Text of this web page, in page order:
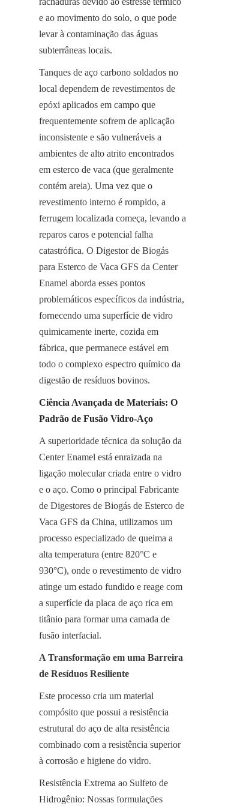
e ao movimento do solo, o que pode
levar à contaminação das águas
subterrâneas locais.
Tanques de aço carbono soldados no
local dependem de revestimentos de
epóxi aplicados em campo que
frequentemente sofrem de aplicação
inconsistente e são vulneráveis a
ambientes de alto atrito encontrados
em esterco de vaca (que geralmente
contém areia). Uma vez que o
revestimento interno é rompido, a
ferrugem localizada começa, levando a
reparos caros e potencial falha
catastrófica. O Digestor de Biogás
para Esterco de Vaca GFS da Center
Enamel aborda esses pontos
problemáticos específicos da indústria,
fornecendo uma superfície de vidro
quimicamente inerte, cozida em
fábrica, que permanece estável em
todo o complexo espectro químico da
digestão de resíduos bovinos.
Ciência Avançada de Materiais: O
Padrão de Fusão Vidro-Aço
A superioridade técnica da solução da
Center Enamel está enraizada na
ligação molecular criada entre o vidro
e o aço. Como o principal Fabricante
de Digestores de Biogás de Esterco de
Vaca GFS da China, utilizamos um
processo especializado de queima a
alta temperatura (entre 820°C e
930°C), onde o revestimento de vidro
atinge um estado fundido e reage com
a superfície da placa de aço rica em
titânio para formar uma camada de
fusão interfacial.
A Transformação em uma Barreira
de Resíduos Resiliente
Este processo cria um material
compósito que possui a resistência
estrutural do aço de alta resistência
combinado com a resistência superior
à corrosão e higiene do vidro.
Resistência Extrema ao Sulfeto de
Hidrogênio: Nossas formulações